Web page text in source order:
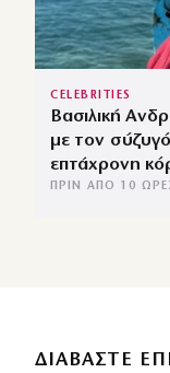
CELEBRITIES
Βασιλική
με τον
επτάχρονη
ΠΡΙΝ ΑΠΌ 10
ΔΙΑΒΑΣΤΕ